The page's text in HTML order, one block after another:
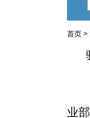
首页 >
7
业